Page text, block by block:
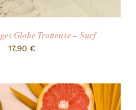
Globe Trotteuse – Surf
17,90 €